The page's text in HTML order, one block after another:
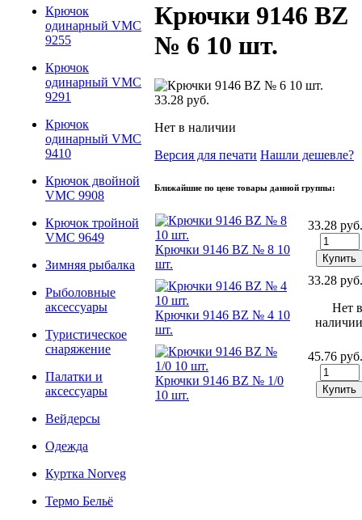
Крючок
одинарный VMC
9255
Крючок
одинарный VMC
9291
Крючок
одинарный VMC
9410
Крючок двойной
VMC 9908
Крючок тройной
VMC 9649
Зимняя рыбалка
Рыболовные
аксессуары
Туристическое
снаряжение
Палатки и
аксессуары
Вейдерсы
Одежда
Куртка Norveg
Термо Бельё
Крючки 9146 BZ
№ 6 10 шт.
33.28 руб.
Нет в наличии
Версия для печати Нашли дешевле?
Ближайшие по цене товары данной группы:
Крючки 9146 BZ № 8 10
шт.
33.28 руб.
Крючки 9146 BZ № 4 10
шт.
33.28 руб.
Нет в
наличии
Крючки 9146 BZ № 1/0
10 шт.
45.76 руб.